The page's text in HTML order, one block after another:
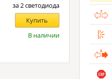
за 2 светодиода
Купить
В наличии